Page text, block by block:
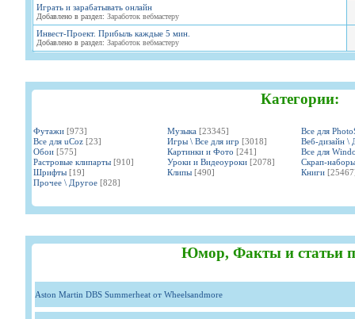
Играть и зарабатывать онлайн
Добавлено в раздел: Заработок вебмастеру
Инвест-Проект. Прибыль каждые 5 мин.
Добавлено в раздел: Заработок вебмастеру
Категории:
Футажи [973] Музыка [23345]
Все для
Все для uCoz [23] Игры \ Все для игр [3018]
Веб-дизайн \
Обои [575] Картинки и Фото [241]
Все для
Растровые клипарты [910] Уроки и Видеоуроки [2078]
Скрап-наборы
Шрифты [19] Клипы [490] Книги
Прочее \ Другое [828]
Юмор, Факты и статьи
Aston Martin DBS Summerheat от Wheelsandmore